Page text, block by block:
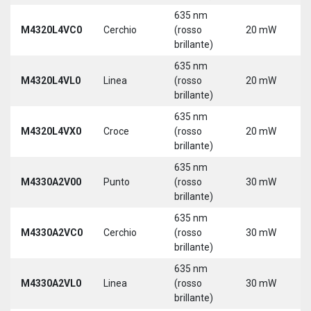
M4320L4VC0 Cerchio
635 nm
(rosso
brillante)
20 mW
M4320L4VL0 Linea
635 nm
(rosso
brillante)
20 mW
M4320L4VX0 Croce
635 nm
(rosso
brillante)
20 mW
M4330A2V00 Punto
635 nm
(rosso
brillante)
30 mW
M4330A2VC0 Cerchio
635 nm
(rosso
brillante)
30 mW
M4330A2VL0 Linea
635 nm
(rosso
brillante)
30 mW